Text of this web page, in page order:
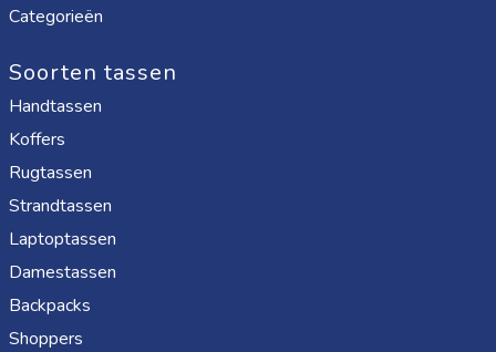
Categorieën
Soorten tassen
Handtassen
Koffers
Rugtassen
Strandtassen
Laptoptassen
Damestassen
Backpacks
Shoppers